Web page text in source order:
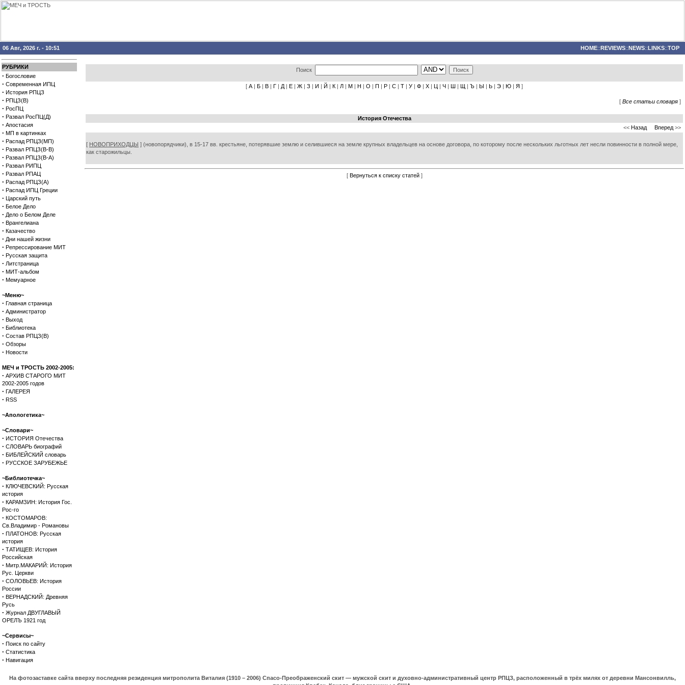
06 Авг, 2026 г. - 10:51 HOME::REVIEWS::NEWS::LINKS::TOP
РУБРИКИ
· Богословие
· Современная ИПЦ
· История РПЦЗ
· РПЦЗ(В)
· РосПЦ
· Развал РосПЦ(Д)
· Апостасия
· МП в картинках
· Распад РПЦЗ(МП)
· Развал РПЦЗ(В-В)
· Развал РПЦЗ(В-А)
· Развал РИПЦ
· Развал РПАЦ
· Распад РПЦЗ(А)
· Распад ИПЦ Греции
· Царский путь
· Белое Дело
· Дело о Белом Деле
· Врангелиана
· Казачество
· Дни нашей жизни
· Репрессирование МИТ
· Русская защита
· Литстраница
· МИТ-альбом
· Мемуарное
~Меню~
· Главная страница
· Администратор
· Выход
· Библиотека
· Состав РПЦЗ(В)
· Обзоры
· Новости
МЕЧ и ТРОСТЬ 2002-2005:
· АРХИВ СТАРОГО МИТ
2002-2005 годов
· ГАЛЕРЕЯ
· RSS
~Апологетика~
~Словари~
· ИСТОРИЯ Отечества
· СЛОВАРЬ биографий
· БИБЛЕЙСКИЙ словарь
· РУССКОЕ ЗАРУБЕЖЬЕ
~Библиотечка~
· КЛЮЧЕВСКИЙ: Русская
история
· КАРАМЗИН: История Гос.
Рос-го
· КОСТОМАРОВ:
Св.Владимир - Романовы
· ПЛАТОНОВ: Русская
история
· ТАТИЩЕВ: История
Российская
· Митр.МАКАРИЙ: История
Рус. Церкви
· СОЛОВЬЕВ: История
России
· ВЕРНАДСКИЙ: Древняя
Русь
· Журнал ДВУГЛАВЫЙ
ОРЕЛЪ 1921 год
~Сервисы~
· Поиск по сайту
· Статистика
· Навигация
Поиск
[ А | Б | В | Г | Д | Е | Ж | З | И | Й | К | Л | М | Н | О | П | Р | С | Т | У | Ф | Х | Ц | Ч | Ш | Щ | Ъ | Ы | Ь | Э | Ю | Я ]
[ Все статьи словаря ]
История Отечества
<< Назад Вперед >>
[ НОВОПРИХОДЦЫ ] (новопорядчики), в 15-17 вв. крестьяне, потерявшие землю и селившиеся на земле крупных владельцев на основе договора, по которому после нескольких льготных лет несли повинности в полной мере,
как старожильцы.
[ Вернуться к списку статей]
На фотозаставке сайта вверху последняя резиденция митрополита Виталия (1910 – 2006) Спасо-Преображенский скит — мужской скит и духовно-административный центр РПЦЗ, расположенный в трёх милях от деревни Мансонвилль,